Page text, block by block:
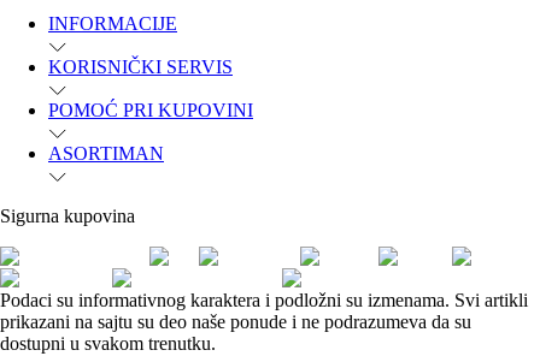
INFORMACIJE
KORISNIČKI SERVIS
POMOĆ PRI KUPOVINI
ASORTIMAN
Sigurna kupovina
Podaci su informativnog karaktera i podložni su izmenama. Svi artikli
prikazani na sajtu su deo naše ponude i ne podrazumeva da su
dostupni u svakom trenutku.